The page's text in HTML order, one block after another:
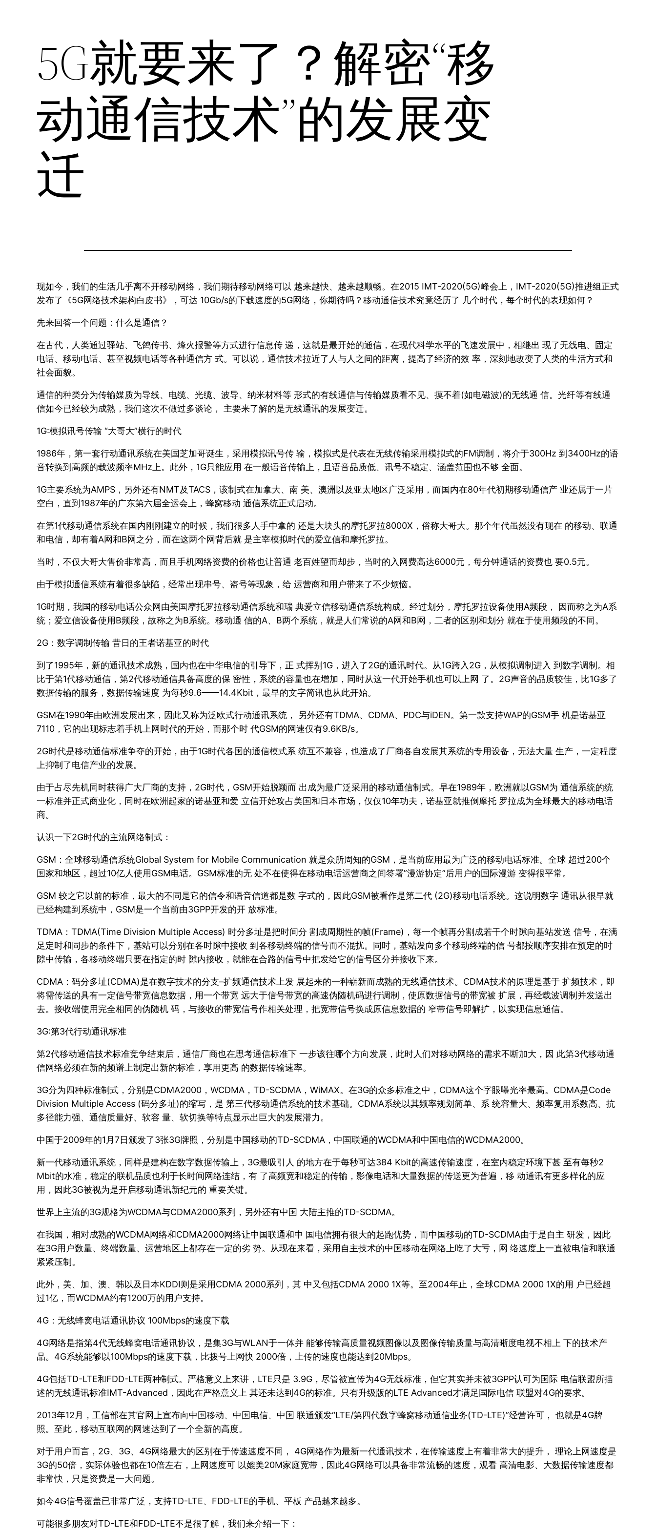
5G就要来了？解密“移
动通信技术”的发展变
迁
现如今，我们的生活几乎离不开移动网络，我们期待移动网络可以 越来越快、越来越顺畅。在2015 IMT-2020(5G)峰会上，IMT-2020(5G)推进组正式
发布了《5G网络技术架构白皮书》，可达 10Gb/s的下载速度的5G网络，你期待吗？移动通信技术究竟经历了 几个时代，每个时代的表现如何？
先来回答一个问题：什么是通信？
在古代，人类通过驿站、飞鸽传书、烽火报警等方式进行信息传 递，这就是最开始的通信，在现代科学水平的飞速发展中，相继出 现了无线电、固定
电话、移动电话、甚至视频电话等各种通信方 式。可以说，通信技术拉近了人与人之间的距离，提高了经济的效 率，深刻地改变了人类的生活方式和
社会面貌。
通信的种类分为传输媒质为导线、电缆、光缆、波导、纳米材料等 形式的有线通信与传输媒质看不见、摸不着(如电磁波)的无线通 信。光纤等有线通
信如今已经较为成熟，我们这次不做过多谈论， 主要来了解的是无线通讯的发展变迁。
1G:模拟讯号传输 “大哥大”横行的时代
1986年，第一套行动通讯系统在美国芝加哥诞生，采用模拟讯号传 输，模拟式是代表在无线传输采用模拟式的FM调制，将介于300Hz 到3400Hz的语
音转换到高频的载波频率MHz上。此外，1G只能应用 在一般语音传输上，且语音品质低、讯号不稳定、涵盖范围也不够 全面。
1G主要系统为AMPS，另外还有NMT及TACS，该制式在加拿大、南 美、澳洲以及亚太地区广泛采用，而国内在80年代初期移动通信产 业还属于一片
空白，直到1987年的广东第六届全运会上，蜂窝移动 通信系统正式启动。
在第1代移动通信系统在国内刚刚建立的时候，我们很多人手中拿的 还是大块头的摩托罗拉8000X，俗称大哥大。那个年代虽然没有现在 的移动、联通
和电信，却有着A网和B网之分，而在这两个网背后就 是主宰模拟时代的爱立信和摩托罗拉。
当时，不仅大哥大售价非常高，而且手机网络资费的价格也让普通 老百姓望而却步，当时的入网费高达6000元，每分钟通话的资费也 要0.5元。
由于模拟通信系统有着很多缺陷，经常出现串号、盗号等现象，给 运营商和用户带来了不少烦恼。
1G时期，我国的移动电话公众网由美国摩托罗拉移动通信系统和瑞 典爱立信移动通信系统构成。经过划分，摩托罗拉设备使用A频段， 因而称之为A系
统；爱立信设备使用B频段，故称之为B系统。移动通 信的A、B两个系统，就是人们常说的A网和B网，二者的区别和划分 就在于使用频段的不同。
2G：数字调制传输 昔日的王者诺基亚的时代
到了1995年，新的通讯技术成熟，国内也在中华电信的引导下，正 式挥别1G，进入了2G的通讯时代。从1G跨入2G，从模拟调制进入 到数字调制。相
比于第1代移动通信，第2代移动通信具备高度的保 密性，系统的容量也在增加，同时从这一代开始手机也可以上网 了。2G声音的品质较佳，比1G多了
数据传输的服务，数据传输速度 为每秒9.6——14.4Kbit，最早的文字简讯也从此开始。
GSM在1990年由欧洲发展出来，因此又称为泛欧式行动通讯系统， 另外还有TDMA、CDMA、PDC与iDEN。第一款支持WAP的GSM手 机是诺基亚
7110，它的出现标志着手机上网时代的开始，而那个时 代GSM的网速仅有9.6KB/s。
2G时代是移动通信标准争夺的开始，由于1G时代各国的通信模式系 统互不兼容，也造成了厂商各自发展其系统的专用设备，无法大量 生产，一定程度
上抑制了电信产业的发展。
由于占尽先机同时获得广大厂商的支持，2G时代，GSM开始脱颖而 出成为最广泛采用的移动通信制式。早在1989年，欧洲就以GSM为 通信系统的统
一标准并正式商业化，同时在欧洲起家的诺基亚和爱 立信开始攻占美国和日本市场，仅仅10年功夫，诺基亚就推倒摩托 罗拉成为全球最大的移动电话
商。
认识一下2G时代的主流网络制式：
GSM：全球移动通信系统Global System for Mobile Communication 就是众所周知的GSM，是当前应用最为广泛的移动电话标准。全球 超过200个
国家和地区，超过10亿人使用GSM电话。GSM标准的无 处不在使得在移动电话运营商之间签署”漫游协定”后用户的国际漫游 变得很平常。
GSM 较之它以前的标准，最大的不同是它的信令和语音信道都是数 字式的，因此GSM被看作是第二代 (2G)移动电话系统。这说明数字 通讯从很早就
已经构建到系统中，GSM是一个当前由3GPP开发的开 放标准。
TDMA：TDMA(Time Division Multiple Access) 时分多址是把时间分 割成周期性的帧(Frame)，每一个帧再分割成若干个时隙向基站发送 信号，在满
足定时和同步的条件下，基站可以分别在各时隙中接收 到各移动终端的信号而不混扰。同时，基站发向多个移动终端的信 号都按顺序安排在预定的时
隙中传输，各移动终端只要在指定的时 隙内接收，就能在合路的信号中把发给它的信号区分并接收下来。
CDMA：码分多址(CDMA)是在数字技术的分支–扩频通信技术上发 展起来的一种崭新而成熟的无线通信技术。CDMA技术的原理是基于 扩频技术，即
将需传送的具有一定信号带宽信息数据，用一个带宽 远大于信号带宽的高速伪随机码进行调制，使原数据信号的带宽被 扩展，再经载波调制并发送出
去。接收端使用完全相同的伪随机 码，与接收的带宽信号作相关处理，把宽带信号换成原信息数据的 窄带信号即解扩，以实现信息通信。
3G:第3代行动通讯标准
第2代移动通信技术标准竞争结束后，通信厂商也在思考通信标准下 一步该往哪个方向发展，此时人们对移动网络的需求不断加大，因 此第3代移动通
信网络必须在新的频谱上制定出新的标准，享用更高 的数据传输速率。
3G分为四种标准制式，分别是CDMA2000，WCDMA，TD-SCDMA，WiMAX。在3G的众多标准之中，CDMA这个字眼曝光率最高。CDMA是Code
Division Multiple Access (码分多址)的缩写，是 第三代移动通信系统的技术基础。CDMA系统以其频率规划简单、系 统容量大、频率复用系数高、抗
多径能力强、通信质量好、软容 量、软切换等特点显示出巨大的发展潜力。
中国于2009年的1月7日颁发了3张3G牌照，分别是中国移动的TD-SCDMA，中国联通的WCDMA和中国电信的WCDMA2000。
新一代移动通讯系统，同样是建构在数字数据传输上，3G最吸引人 的地方在于每秒可达384 Kbit的高速传输速度，在室内稳定环境下甚 至有每秒2
Mbit的水准，稳定的联机品质也利于长时间网络连结，有 了高频宽和稳定的传输，影像电话和大量数据的传送更为普遍，移 动通讯有更多样化的应
用，因此3G被视为是开启移动通讯新纪元的 重要关键。
世界上主流的3G规格为WCDMA与CDMA2000系列，另外还有中国 大陆主推的TD-SCDMA。
在我国，相对成熟的WCDMA网络和CDMA2000网络让中国联通和中 国电信拥有很大的起跑优势，而中国移动的TD-SCDMA由于是自主 研发，因此
在3G用户数量、终端数量、运营地区上都存在一定的劣 势。从现在来看，采用自主技术的中国移动在网络上吃了大亏，网 络速度上一直被电信和联通
紧紧压制。
此外，美、加、澳、韩以及日本KDDI则是采用CDMA 2000系列，其 中又包括CDMA 2000 1X等。至2004年止，全球CDMA 2000 1X的用 户已经超
过1亿，而WCDMA约有1200万的用户支持。
4G：无线蜂窝电话通讯协议 100Mbps的速度下载
4G网络是指第4代无线蜂窝电话通讯协议，是集3G与WLAN于一体并 能够传输高质量视频图像以及图像传输质量与高清晰度电视不相上 下的技术产
品。4G系统能够以100Mbps的速度下载，比拨号上网快 2000倍，上传的速度也能达到20Mbps。
4G包括TD-LTE和FDD-LTE两种制式。严格意义上来讲，LTE只是 3.9G，尽管被宣传为4G无线标准，但它其实并未被3GPP认可为国际 电信联盟所描
述的无线通讯标准IMT-Advanced，因此在严格意义上 其还未达到4G的标准。只有升级版的LTE Advanced才满足国际电信 联盟对4G的要求。
2013年12月，工信部在其官网上宣布向中国移动、中国电信、中国 联通颁发“LTE/第四代数字蜂窝移动通信业务(TD-LTE)”经营许可， 也就是4G牌
照。至此，移动互联网的网速达到了一个全新的高度。
对于用户而言，2G、3G、4G网络最大的区别在于传速速度不同， 4G网络作为最新一代通讯技术，在传输速度上有着非常大的提升， 理论上网速度是
3G的50倍，实际体验也都在10倍左右，上网速度可 以媲美20M家庭宽带，因此4G网络可以具备非常流畅的速度，观看 高清电影、大数据传输速度都
非常快，只是资费是一大问题。
如今4G信号覆盖已非常广泛，支持TD-LTE、FDD-LTE的手机、平板 产品越来越多。
可能很多朋友对TD-LTE和FDD-LTE不是很了解，我们来介绍一下：